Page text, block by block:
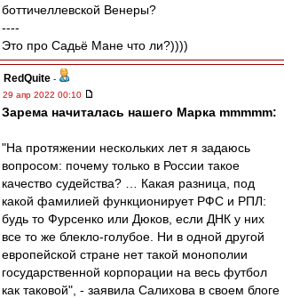
боттичеллевской Венеры?
----
Это про Садьё Мане что ли?))))
RedQuite -
29 апр 2022 00:10
Зарема начиталась нашего Марка mmmmm:
"На протяжении нескольких лет я задаюсь
вопросом: почему только в России такое
качество судейства? … Какая разница, под
какой фамилией функционирует РФС и РПЛ:
будь то Фурсенко или Дюков, если ДНК у них
все то же блекло-голубое. Ни в одной другой
европейской стране нет такой монополии
государственной корпорации на весь футбол
как таковой", - заявила Салихова в своем блоге